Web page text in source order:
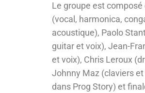
Le groupe est composé
(vocal, harmonica,
acoustique), Paolo
guitar et voix), Jean-
et voix), Chris Leroux
Johnny Maz (claviers
dans Prog Story) et